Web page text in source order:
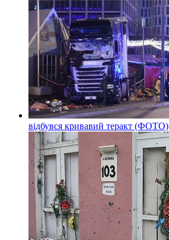
відбувся кривавий теракт (ФОТО)